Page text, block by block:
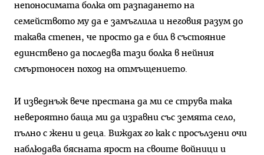
непоносимата болка от разпадането на
семейството му да е замъглила и неговия разум до
такава степен, че просто да е бил в състояние
единствено да последва тази болка в нейния
смъртоносен поход на отмъщението.
И изведнъж вече престана да ми се струва така
невероятно баща ми да изравни със земята село,
пълно с жени и деца. Виждах го как с просълзени очи
наблюдава бясната ярост на своите войници и